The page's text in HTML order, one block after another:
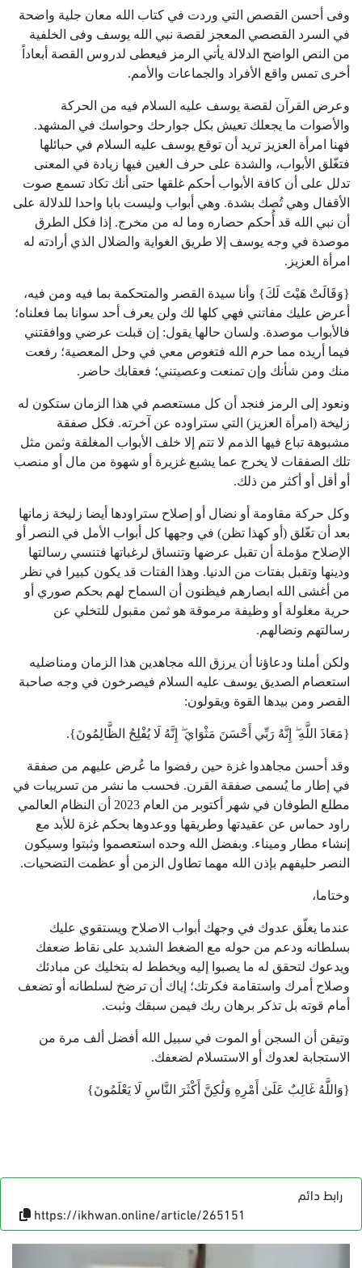
وفى أحسن القصص التي وردت في كتاب الله معان جلية واضحة
في السرد القصصي المعجز لقصة نبي الله يوسف وفى الخلفية
من النص الواضح الدلالة يأتي الرمز فيعطى لدروس القصة أبعاداً
أخرى تمس واقع الأفراد والجماعات والأمم.
وعرض القرآن لقصة يوسف عليه السلام فيه من الحركة
والأصوات ما يجعلك تعيش بكل جوارحك وحواسك في المشهد.
فهنا امرأة العزيز تريد أن توقع يوسف عليه السلام في حبائلها
فتغّلق الأبواب، والشدة على حرف الغين فيها زيادة في المعنى
تدلل على أن كافة الأبواب أحكم غلقها حتى أنك تكاد تسمع صوت
الأقفال وهي تُصك بشدة. وهي أبواب وليست بابا واحدا للدلالة على
أن نبي الله قد أُحكم حصاره وما له من مخرج. إذا فكل الطرق
موصدة في وجه يوسف إلا طريق الغواية والضلال الذي أرادته له
امرأة العزيز.
{وَقَالَتْ هَيْتَ لَكَ} وأنا سيدة القصر والمتحكمة بما فيه ومن فيه،
أعرض عليك مفاتني فهي كلها لك ولن يعرف أحد سوانا بما فعلناه؛
فالأبواب موصدة. ولسان حالها يقول: إن قبلت عرضي ووافقتني
فيما أريده مما حرم الله فتغوص معي في وحل المعصية؛ رفعت
منك ومن شأنك وإن تمنعت وعصيتني؛ فعقابك حاضر.
ونعود إلى الرمز فنجد أن كل مستعصم في هذا الزمان ستكون له
زليخة (امرأة العزيز) التي ستراوده عن آخرته. فكل صفقة
مشبوهة تباع فيها الذمم لا تتم إلا خلف الأبواب المغلقة وثمن مثل
تلك الصفقات لا يخرج عما يشبع غزيرة أو شهوة من مال أو منصب
أو أقل أو أكثر من ذلك.
وكل حركة مقاومة أو نضال أو إصلاح ستراودها أيضا زليخة زمانها
بعد أن تغّلق (أو كهذا تظن) في وجهها كل أبواب الأمل في النصر أو
الإصلاح مؤملة أن تقبل عرضها وتنساق لرغباتها فتنسي رسالتها
ودينها وتقبل بفتات من الدنيا. وهذا الفتات قد يكون كبيرا في نظر
من أغشى الله ابصارهم فيظنون أن السماح لهم بحكم صوري أو
حرية مغلولة أو وظيفة مرموقة هو ثمن مقبول للتخلي عن
رسالتهم ونضالهم.
ولكن أملنا ودعاؤنا أن يرزق الله مجاهدين هذا الزمان ومناضليه
استعصام الصديق يوسف عليه السلام فيصرخون في وجه صاحبة
القصر ومن بيدها القوة ويقولون:
{مَعَاذَ اللَّهِ ۖ إِنَّهُ رَبِّي أَحْسَنَ مَثْوَايَ ۖ إِنَّهُ لَا يُفْلِحُ الظَّالِمُونَ}.
وقد أحسن مجاهدوا غزة حين رفضوا ما عُرض عليهم من صفقة
في إطار ما يُسمى صفقة القرن. فحسب ما نشر من تسريبات في
مطلع الطوفان في شهر أكتوبر من العام 2023 أن النظام العالمي
راود حماس عن عقيدتها وطريقها ووعدوها بحكم غزة للأبد مع
إنشاء مطار وميناء. وبفضل الله وحده استعصموا وثبتوا وسيكون
النصر حليفهم بإذن الله مهما تطاول الزمن أو عظمت التضحيات.
وختاما،
عندما يغلّق عدوك في وجهك أبواب الاصلاح ويستقوي عليك
بسلطانه ودعم من حوله مع الضغط الشديد على نقاط ضعفك
ويدعوك لتحقق له ما يصبوا إليه ويخطط له بتخليك عن مبادئك
وصلاح أمرك واستقامة فكرتك؛ إياك أن ترضخ لسلطانه أو تضعف
أمام قوته بل تذكر برهان ربك فيمن سبقك وثبت.
وتيقن أن السجن أو الموت في سبيل الله أفضل ألف مرة من
الاستجابة لعدوك أو الاستسلام لضعفك.
{وَاللَّهُ غَالِبٌ عَلَىٰ أَمْرِهِ وَلَٰكِنَّ أَكْثَرَ النَّاسِ لَا يَعْلَمُونَ}
رابط دائم
https://ikhwan.online/article/265151